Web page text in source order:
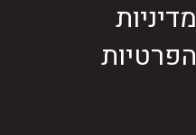
מדיניות
הפרטיות